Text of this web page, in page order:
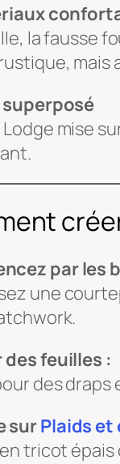
la fausse
mais
superposé
Lodge mise
par les
une
feuilles :
des draps
surPlaids
tricot